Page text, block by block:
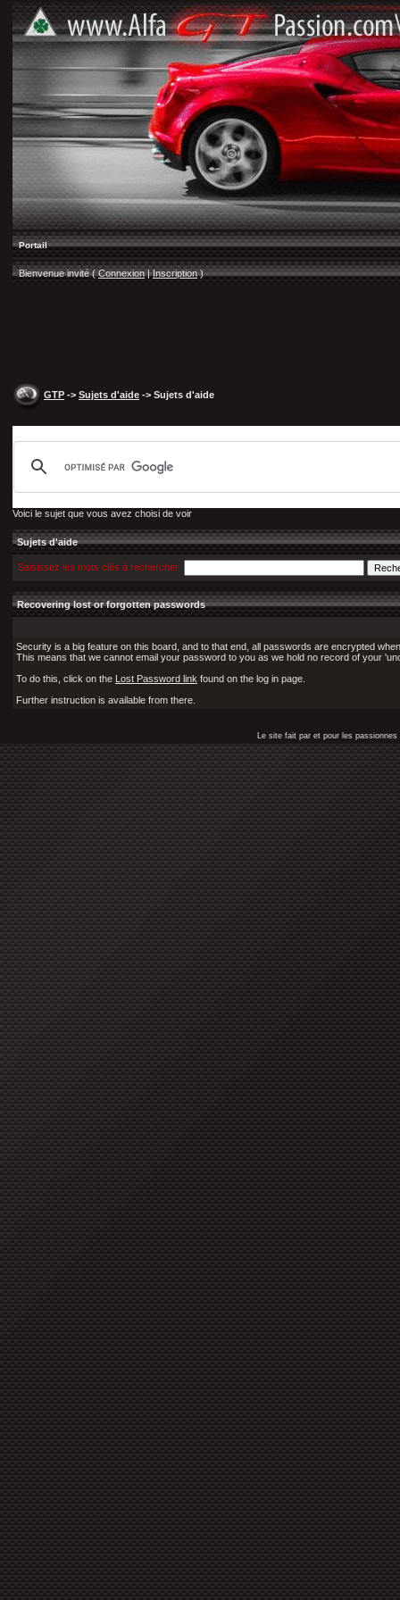
Portail
Bienvenue invité ( Connexion |Inscription)
GTP -> Sujets d'aide -> Sujets d'aide
Voici le sujet que vous avez choisi de voir
Sujets d'aide
Saisissez les mots clés à rechercher
Recovering lost or forgotten passwords
Security is a big feature on this board, and to that end, all passwords are encrypted
This means that we cannot email your password to you as we hold no record of your
To do this, click on the Lost Password link found on the log in page.
Further instruction is available from there.
Le site fait par et pour les